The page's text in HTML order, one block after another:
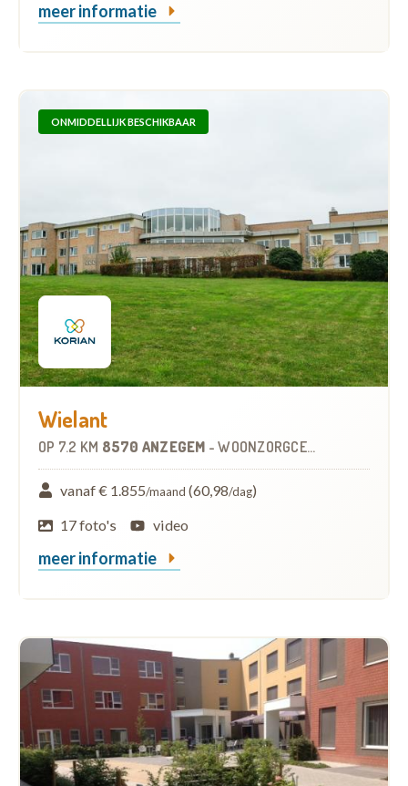
meer informatie
ONMIDDELLIJK BESCHIKBAAR
Wielant
OP 7.2 KM 8570 ANZEGEM -WOONZORGCENTRUM (WZC)
vanaf € 1.855/maand (60,98/dag)
17 foto's
video
meer informatie